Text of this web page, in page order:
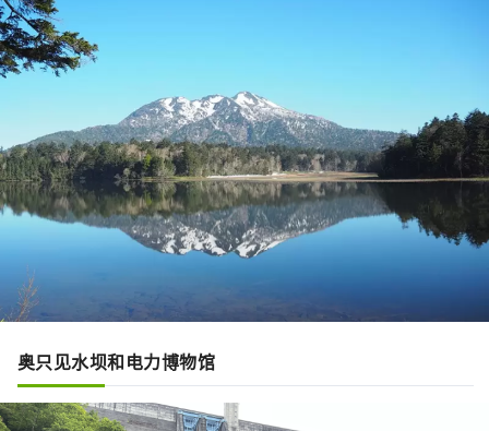
奥只见水坝和电力博物馆